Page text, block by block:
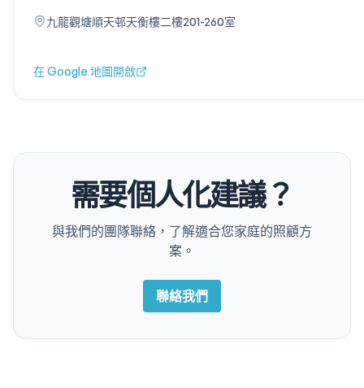
九龍觀塘順天邨天衡樓二樓201-260室
在 Google 地圖開啟
需要個人化建議？
與我們的團隊聯絡，了解適合您家庭的照顧方
案。
聯絡我們